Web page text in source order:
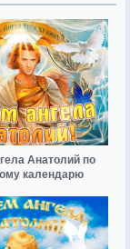
Анатолий по
календарю